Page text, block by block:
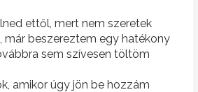
ettől, mert nem szeretek
már beszereztem egy hatékony
sem szívesen töltöm
amikor úgy jön be hozzám